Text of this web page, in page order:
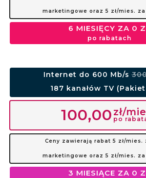
marketingowe oraz 5 zł/mies.
6 MIESIĘCY ZA 0
po rabatach
Internet do 600 Mb/s
187 kanałów TV
100,00 zł/
po
Ceny zawierają rabat 5 zł/mies.
marketingowe oraz 5 zł/mies.
3 MIESIĄCE ZA 0